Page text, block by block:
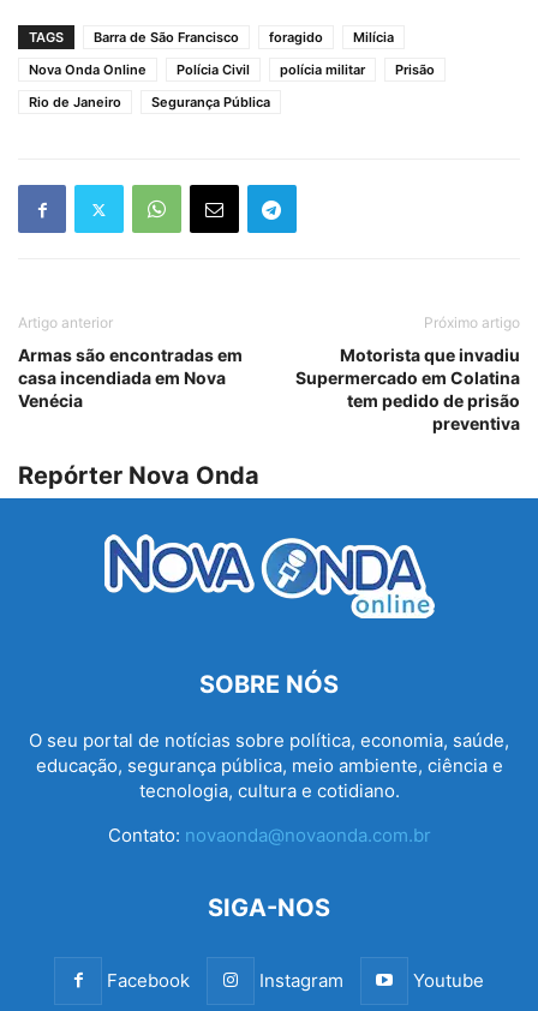
TAGS Barra de São Francisco foragido
Milícia
Nova Onda Online
Polícia Civil polícia militar
Prisão
Rio de Janeiro
Segurança Pública
Artigo anterior
Armas são encontradas em
casa incendiada em Nova
Venécia
Próximo artigo
Motorista que invadiu
Supermercado em Colatina
tem pedido de prisão
preventiva
Repórter Nova Onda
SOBRE NÓS
O seu portal de notícias sobre política, economia, saúde,
educação, segurança pública, meio ambiente, ciência e
tecnologia, cultura e cotidiano.
Contato: novaonda@novaonda.com.br
SIGA-NOS
Facebook Instagram Youtube